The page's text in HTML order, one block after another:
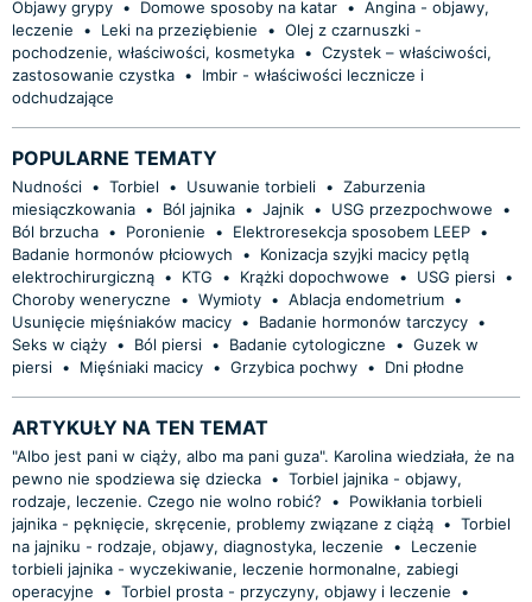
Objawy grypy • Domowe sposoby na katar • Angina - objawy,
leczenie
• Leki na przeziębienie • Olej z czarnuszki -
pochodzenie, właściwości, kosmetyka • Czystek – właściwości,
zastosowanie czystka •
Imbir - właściwości lecznicze i
odchudzające
POPULARNE TEMATY
Nudności • Torbiel • Usuwanie torbieli • Zaburzenia
miesiączkowania • Ból jajnika • Jajnik • USG przezpochwowe
•
Ból brzucha • Poronienie • Elektroresekcja sposobem LEEP •
Badanie hormonów płciowych
•
Konizacja szyjki macicy pętlą
elektrochirurgiczną • KTG • Krążki dopochwowe • USG piersi •
Choroby weneryczne
• Wymioty • Ablacja endometrium •
Usunięcie mięśniaków macicy • Badanie hormonów tarczycy •
Seks w ciąży • Ból piersi • Badanie cytologiczne • Guzek w
piersi • Mięśniaki macicy • Grzybica pochwy • Dni płodne
ARTYKUŁY NA TEN TEMAT
"Albo jest pani w ciąży, albo ma pani guza". Karolina wiedziała, że na
pewno nie spodziewa się dziecka • Torbiel jajnika - objawy,
rodzaje, leczenie. Czego nie wolno robić?
•
Powikłania torbieli
jajnika - pęknięcie, skręcenie, problemy związane z ciążą • Torbiel
na jajniku - rodzaje, objawy, diagnostyka, leczenie
•
Leczenie
torbieli jajnika - wyczekiwanie, leczenie hormonalne, zabiegi
operacyjne
• Torbiel prosta - przyczyny, objawy i leczenie
•